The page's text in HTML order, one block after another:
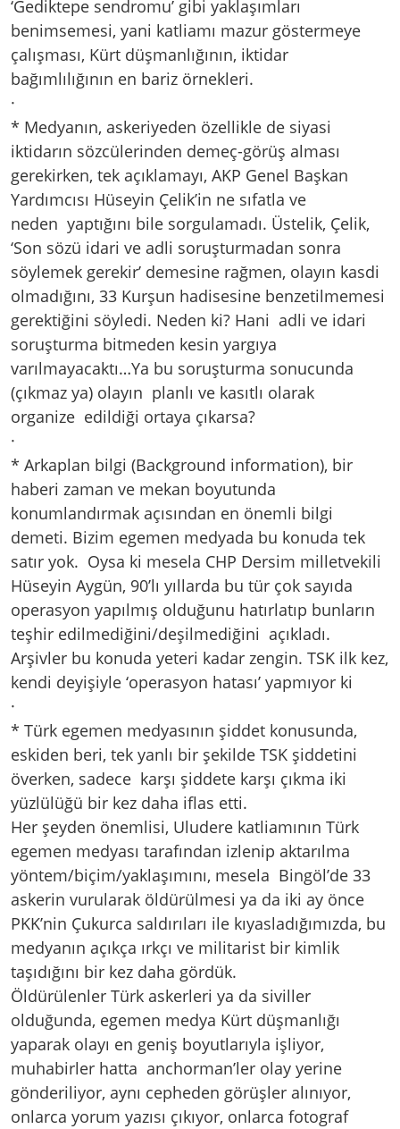
‘Gediktepe sendromu’ gibi yaklaşımları
benimsemesi, yani katliamı mazur göstermeye
çalışması, Kürt düşmanlığının, iktidar
bağımlılığının en bariz örnekleri.
·
* Medyanın, askeriyeden özellikle de siyasi
iktidarın sözcülerinden demeç-görüş alması
gerekirken, tek açıklamayı, AKP Genel Başkan
Yardımcısı Hüseyin Çelik’in ne sıfatla ve
neden yaptığını bile sorgulamadı. Üstelik, Çelik,
‘Son sözü idari ve adli soruşturmadan sonra
söylemek gerekir’ demesine rağmen, olayın kasdi
olmadığını, 33 Kurşun hadisesine benzetilmemesi
gerektiğini söyledi. Neden ki? Hani adli ve idari
soruşturma bitmeden kesin yargıya
varılmayacaktı…Ya bu soruşturma sonucunda
(çıkmaz ya) olayın planlı ve kasıtlı olarak
organize edildiği ortaya çıkarsa?
·
* Arkaplan bilgi (Background information), bir
haberi zaman ve mekan boyutunda
konumlandırmak açısından en önemli bilgi
demeti. Bizim egemen medyada bu konuda tek
satır yok. Oysa ki mesela CHP Dersim milletvekili
Hüseyin Aygün, 90’lı yıllarda bu tür çok sayıda
operasyon yapılmış olduğunu hatırlatıp bunların
teşhir edilmediğini/deşilmediğini açıkladı.
Arşivler bu konuda yeteri kadar zengin. TSK ilk kez,
kendi deyişiyle ‘operasyon hatası’ yapmıyor ki
·
* Türk egemen medyasının şiddet konusunda,
eskiden beri, tek yanlı bir şekilde TSK şiddetini
överken, sadece karşı şiddete karşı çıkma iki
yüzlülüğü bir kez daha iflas etti.
Her şeyden önemlisi, Uludere katliamının Türk
egemen medyası tarafından izlenip aktarılma
yöntem/biçim/yaklaşımını, mesela Bingöl’de 33
askerin vurularak öldürülmesi ya da iki ay önce
PKK’nin Çukurca saldırıları ile kıyasladığımızda, bu
medyanın açıkça ırkçı ve militarist bir kimlik
taşıdığını bir kez daha gördük.
Öldürülenler Türk askerleri ya da siviller
olduğunda, egemen medya Kürt düşmanlığı
yaparak olayı en geniş boyutlarıyla işliyor,
muhabirler hatta anchorman’ler olay yerine
gönderiliyor, aynı cepheden görüşler alınıyor,
onlarca yorum yazısı çıkıyor, onlarca fotograf